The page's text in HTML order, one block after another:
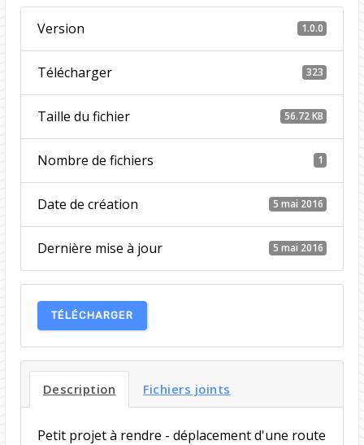
Version 1.0.0
Télécharger 323
Taille du fichier 56.72 KB
Nombre de fichiers 1
Date de création 5 mai 2016
Dernière mise à jour 5 mai 2016
TÉLÉCHARGER
Description Fichiers joints
Petit projet à rendre - déplacement d'une route